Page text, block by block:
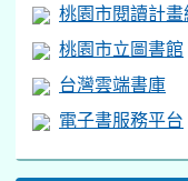
桃園市閱讀計
桃園市立圖書館
台灣雲端書庫
電子書服務平台